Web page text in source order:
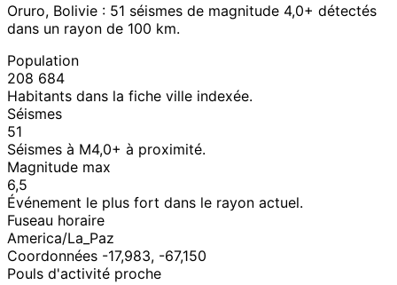
Oruro, Bolivie : 51 séismes de magnitude 4,0+ détectés
dans un rayon de 100 km.
Population
208 684
Habitants dans la fiche ville indexée.
Séismes
51
Séismes à M4,0+ à proximité.
Magnitude max
6,5
Événement le plus fort dans le rayon actuel.
Fuseau horaire
America/La_Paz
Coordonnées -17,983, -67,150
Pouls d'activité proche